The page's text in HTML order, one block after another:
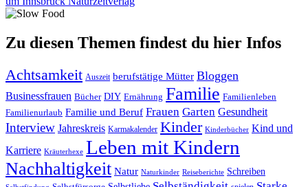
Zu diesen Themen findest du hier Infos
Achtsamkeit Auszeit berufstätige Mütter Bloggen
Businessfrauen Bücher DIY Ernährung Familie Familienleben
Familienurlaub Familie und Beruf Frauen Garten Gesundheit
Interview Jahreskreis Karmakalender Kinder Kinderbücher Kind und
Karriere Kräuterhexe Leben mit Kindern
Nachhaltigkeit Natur Naturkinder Reiseberichte Schreiben